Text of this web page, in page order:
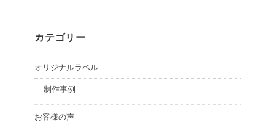
カテゴリー
オリジナルラベル
制作事例
お客様の声